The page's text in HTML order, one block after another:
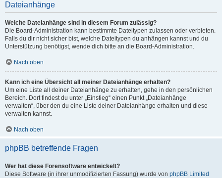
Dateianhänge
Welche Dateianhänge sind in diesem Forum zulässig?
Die Board-Administration kann bestimmte Dateitypen zulassen oder verbieten.
Falls du dir nicht sicher bist, welche Dateitypen du anhängen kannst und du
Unterstützung benötigst, wende dich bitte an die Board-Administration.
Nach oben
Kann ich eine Übersicht all meiner Dateianhänge erhalten?
Um eine Liste all deiner Dateianhänge zu erhalten, gehe in den persönlichen
Bereich. Dort findest du unter „Einstieg“ einen Punkt „Dateianhänge
verwalten“, über den du eine Liste deiner Dateianhänge erhalten und diese
verwalten kannst.
Nach oben
phpBB betreffende Fragen
Wer hat diese Forensoftware entwickelt?
Diese Software (in ihrer unmodifizierten Fassung) wurde von phpBB Limited